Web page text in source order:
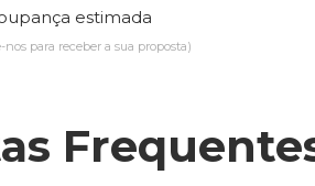
estimada
nos para receber a sua proposta)